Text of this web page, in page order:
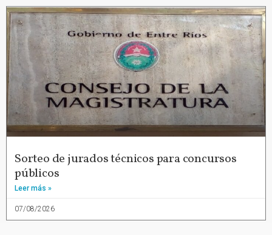
Sorteo de jurados técnicos para concursos
públicos
Leer más »
07/08/2026